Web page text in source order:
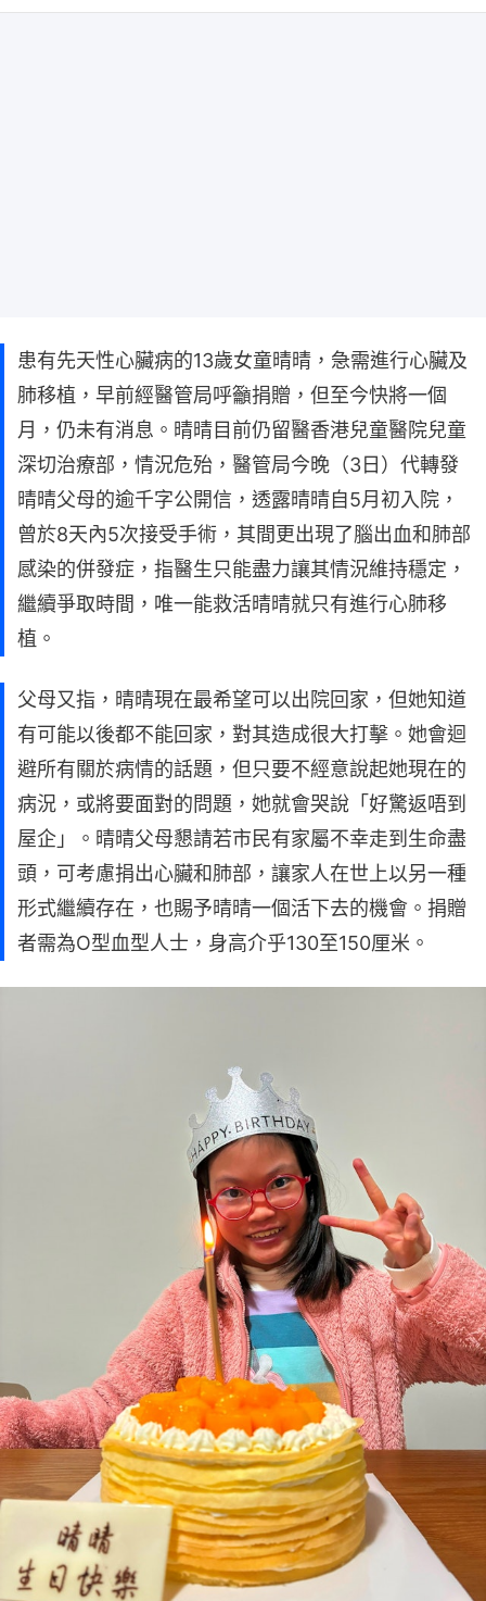
患有先天性心臟病的13歲女童晴晴，急需進行心臟及
肺移植，早前經醫管局呼籲捐贈，但至今快將一個
月，仍未有消息。晴晴目前仍留醫香港兒童醫院兒童
深切治療部，情況危殆，醫管局今晚（3日）代轉發
晴晴父母的逾千字公開信，透露晴晴自5月初入院，
曾於8天內5次接受手術，其間更出現了腦出血和肺部
感染的併發症，指醫生只能盡力讓其情況維持穩定，
繼續爭取時間，唯一能救活晴晴就只有進行心肺移
植。
父母又指，晴晴現在最希望可以出院回家，但她知道
有可能以後都不能回家，對其造成很大打擊。她會迴
避所有關於病情的話題，但只要不經意說起她現在的
病況，或將要面對的問題，她就會哭說「好驚返唔到
屋企」。晴晴父母懇請若市民有家屬不幸走到生命盡
頭，可考慮捐出心臟和肺部，讓家人在世上以另一種
形式繼續存在，也賜予晴晴一個活下去的機會。捐贈
者需為O型血型人士，身高介乎130至150厘米。